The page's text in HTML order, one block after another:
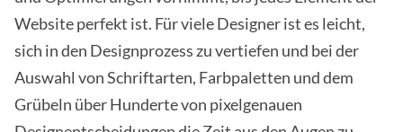
Website perfekt ist. Für viele Designer ist es leicht,
sich in den Designprozess zu vertiefen und bei der
Auswahl von Schriftarten, Farbpaletten und dem
Grübeln über Hunderte von pixelgenauen